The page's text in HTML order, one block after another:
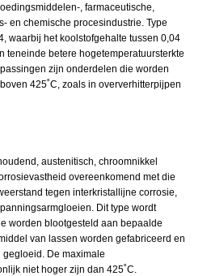
, farmaceutische,
en chemische procesindustrie. Type
waarbij het koolstofgehalte tussen 0,04
teneinde betere hogetemperatuursterkte
zijn onderdelen die worden
425˚C, zoals in oververhitterpijpen
austenitisch, chroomnikkel
overeenkomend met die
tegen interkristallijne corrosie,
Dit type wordt
worden blootgesteld aan bepaalde
van lassen worden gefabriceerd en
De maximale
niet hoger zijn dan 425˚C.